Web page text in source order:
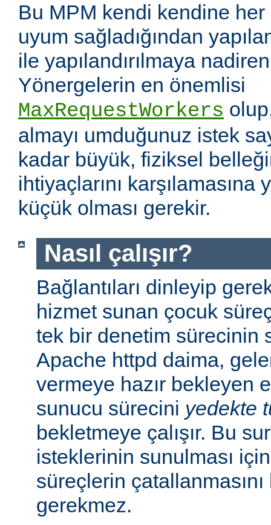
Bu MPM kendi kendine
uyum sağladığından
ile yapılandırılmaya
Yönergelerin en önemlisi
MaxRequestWorkers
almayı umduğunuz istek
kadar büyük, fiziksel
ihtiyaçlarını
küçük olması gerekir.
Nasıl çalışır?
Bağlantıları dinleyip
hizmet sunan çocuk
tek bir denetim sürecinin
Apache httpd daima,
vermeye hazır bekleyen
sunucu sürecini yedekte
bekletmeye çalışır. Bu
isteklerinin sunulması
süreçlerin
gerekmez.